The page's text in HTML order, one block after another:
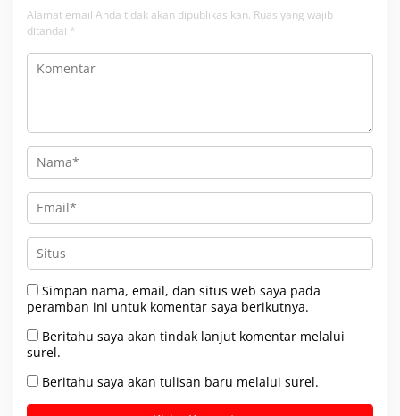
Alamat email Anda tidak akan dipublikasikan. Ruas yang wajib
ditandai *
Simpan nama, email, dan situs web saya pada
peramban ini untuk komentar saya berikutnya.
Beritahu saya akan tindak lanjut komentar melalui
surel.
Beritahu saya akan tulisan baru melalui surel.